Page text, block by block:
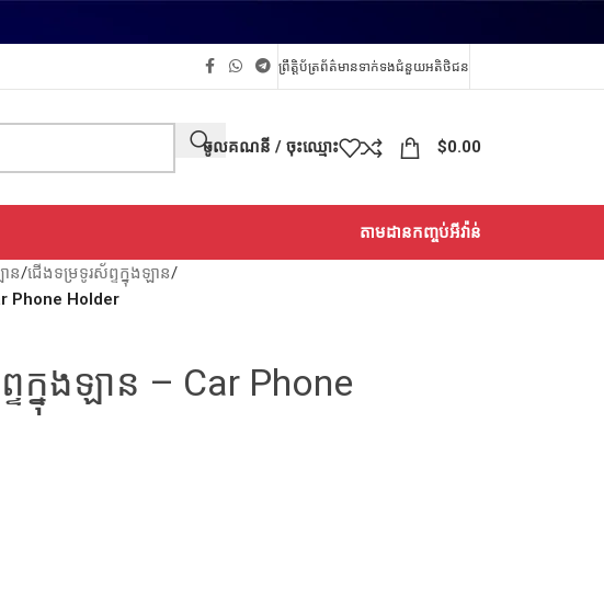
ព្រឹត្តិប័ត្រព័ត៌មានទាក់ទងជំនួយអតិថិជន
ចូលគណនី / ចុះឈ្មោះ $0.00
តាមដានកញ្ចប់អីវ៉ាន់
ាន/ជើងទម្រទូរស័ព្ទក្នុងឡាន/
Phone Holder
ក្នុងឡាន – Car Phone